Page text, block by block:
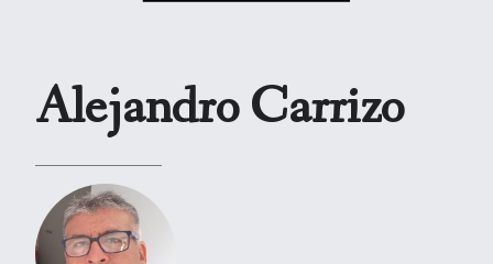
Alejandro Carrizo